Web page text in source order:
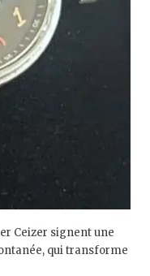
Ceizer signent une
qui transforme